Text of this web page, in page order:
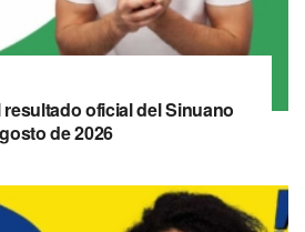
oficial del Sinuano
de 2026